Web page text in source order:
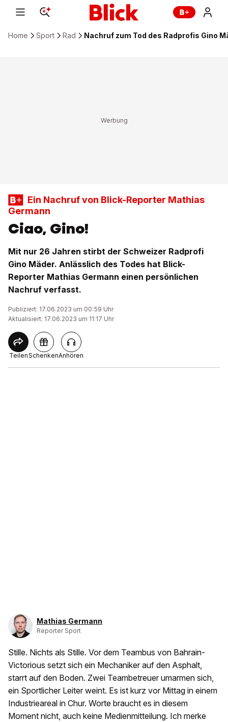
Home Sport Rad Nachruf zum Tod des Radprofis Gino
Ein Nachruf von Blick-Reporter Mathias
Germann
Ciao, Gino!
Mit nur 26 Jahren stirbt der Schweizer Radprofi
Gino Mäder. Anlässlich des Todes hat Blick-
Reporter Mathias Germann einen persönlichen
Nachruf verfasst.
Publiziert: 17.06.2023 um 00:59 Uhr
Aktualisiert: 17.06.2023 um 11:17 Uhr
TeilenSchenkenAnhören
Mathias Germann
Reporter Sport
Stille. Nichts als Stille. Vor dem Teambus von Bahrain-
Victorious setzt sich ein Mechaniker auf den Asphalt,
starrt auf den Boden. Zwei Teambetreuer umarmen sich,
ein Sportlicher Leiter weint. Es ist kurz vor Mittag in einem
Industrieareal in Chur. Worte braucht es in diesem
Moment nicht, auch keine Medienmitteilung. Ich merke